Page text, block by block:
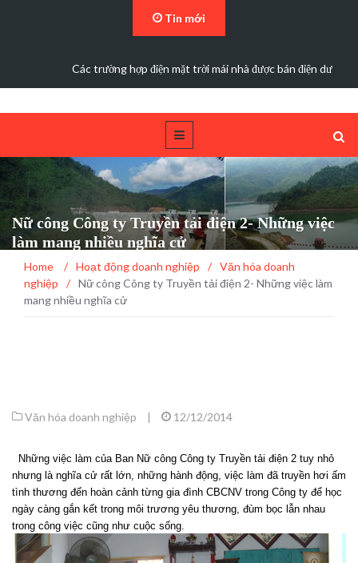
Tin mới
Các trường hợp điện mặt trời mái nhà được bán điện dư
Nữ công Công ty Truyền tải điện 2- Những việc
làm mang nhiều nghĩa cử
Home / Hoạt động doanh nghiệp / Văn hóa doanh
nghiệp
/ Nữ công Công ty Truyền tải điện 2- Những việc làm
mang nhiều nghĩa cử
Văn hóa doanh nghiệp | 12/12/2014
Những việc làm của Ban Nữ công Công ty Truyền tải điện 2 tuy nhỏ
nhưng là nghĩa cử rất lớn, những hành động, việc làm đã truyền hơi ấm
tình thương đến hoàn cảnh từng gia đình CBCNV trong Công ty để học
ngày càng gắn kết trong môi trương yêu thương, đùm bọc lẫn nhau
trong công việc cũng như cuộc sống.